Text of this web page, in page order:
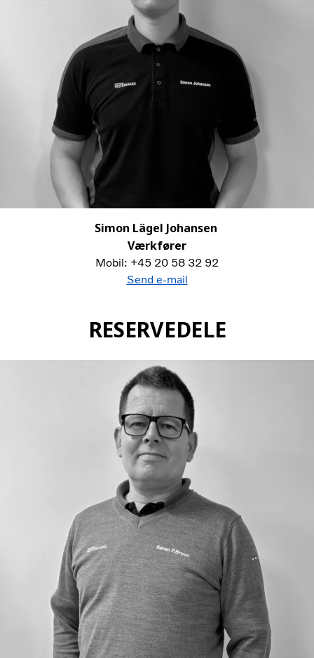
Simon Lägel Johansen
Værkfører
Mobil: +45 20 58 32 92
Send e-mail
RESERVEDELE